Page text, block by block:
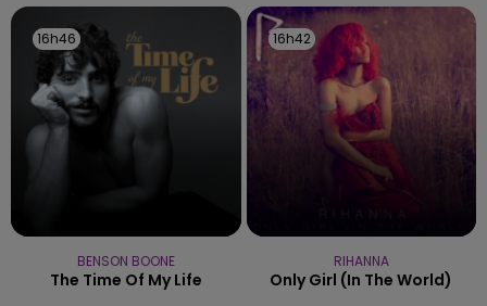
16h46
16h46
BENSON BOONE
The Time Of My Life
16h42
16h42
RIHANNA
Only Girl (in The World)